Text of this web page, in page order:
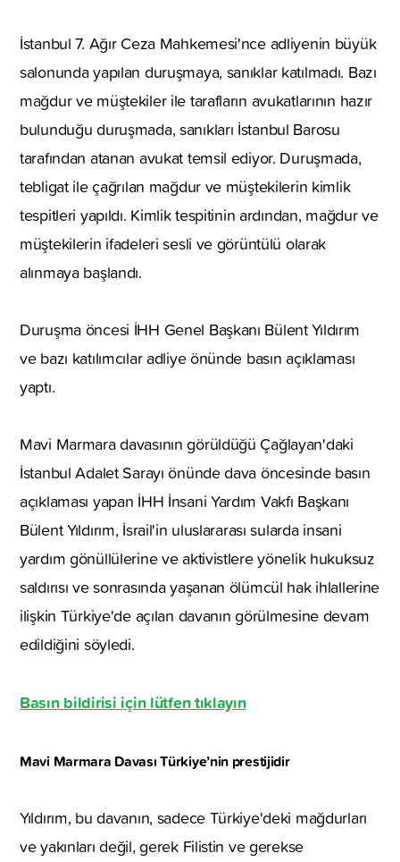
İstanbul 7. Ağır Ceza Mahkemesi'nce adliyenin büyük
salonunda yapılan duruşmaya, sanıklar katılmadı. Bazı
mağdur ve müştekiler ile tarafların avukatlarının hazır
bulunduğu duruşmada, sanıkları İstanbul Barosu
tarafından atanan avukat temsil ediyor. Duruşmada,
tebligat ile çağrılan mağdur ve müştekilerin kimlik
tespitleri yapıldı. Kimlik tespitinin ardından, mağdur ve
müştekilerin ifadeleri sesli ve görüntülü olarak
alınmaya başlandı.
Duruşma öncesi İHH Genel Başkanı Bülent Yıldırım
ve bazı katılımcılar adliye önünde basın açıklaması
yaptı.
Mavi Marmara davasının görüldüğü Çağlayan'daki
İstanbul Adalet Sarayı önünde dava öncesinde basın
açıklaması yapan İHH İnsani Yardım Vakfı Başkanı
Bülent Yıldırım, İsrail'in uluslararası sularda insani
yardım gönüllülerine ve aktivistlere yönelik hukuksuz
saldırısı ve sonrasında yaşanan ölümcül hak ihlallerine
ilişkin Türkiye'de açılan davanın görülmesine devam
edildiğini söyledi.
Basın bildirisi için lütfen tıklayın
Mavi Marmara Davası Türkiye’nin prestijidir
Yıldırım, bu davanın, sadece Türkiye'deki mağdurları
ve yakınları değil, gerek Filistin ve gerekse